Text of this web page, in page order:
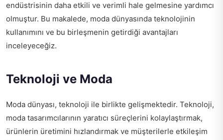
endüstrisinin daha etkili ve verimli hale gelmesine yardımcı
olmuştur. Bu makalede, moda dünyasında teknolojinin
kullanımını ve bu birleşmenin getirdiği avantajları
inceleyeceğiz.
Teknoloji ve Moda
Moda dünyası, teknoloji ile birlikte gelişmektedir. Teknoloji,
moda tasarımcılarının yaratıcı süreçlerini kolaylaştırmak,
ürünlerin üretimini hızlandırmak ve müşterilerle etkileşim